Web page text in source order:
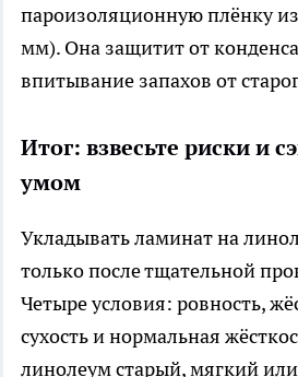
пароизоляционную плёнку
мм). Она защитит от
впитывание запахов от
Итог: взвесьте риски и
умом
Укладывать ламинат на
только после тщательной
Четыре условия: ровность,
сухость и нормальная
линолеум старый, мягкий